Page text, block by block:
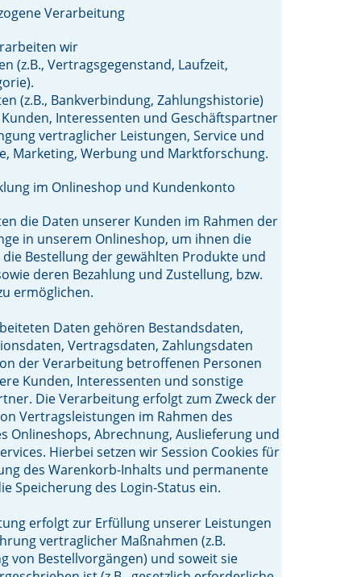
Verarbeitung
wir
(z.B., Vertragsgegenstand, Laufzeit,
(z.B., Bankverbindung, Zahlungshistorie)
Interessenten und Geschäftspartner
vertraglicher Leistungen, Service und
Marketing, Werbung und Marktforschung.
im Onlineshop und Kundenkonto
die Daten unserer Kunden im Rahmen der
in unserem Onlineshop, um ihnen die
Bestellung der gewählten Produkte und
deren Bezahlung und Zustellung, bzw.
ermöglichen.
Daten gehören Bestandsdaten,
Vertragsdaten, Zahlungsdaten
der Verarbeitung betroffenen Personen
Kunden, Interessenten und sonstige
Die Verarbeitung erfolgt zum Zweck der
Vertragsleistungen im Rahmen des
Onlineshops, Abrechnung, Auslieferung und
Hierbei setzen wir Session Cookies für
des Warenkorb-Inhalts und permanente
Speicherung des Login-Status ein.
erfolgt zur Erfüllung unserer Leistungen
vertraglicher Maßnahmen (z.B.
von Bestellvorgängen) und soweit sie